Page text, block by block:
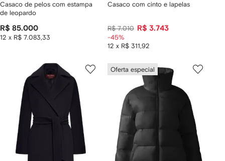
Casaco de pelos com estampa
de leopardo
R$ 85.000
12 x R$ 7.083,33
Casaco com cinto e lapelas
R$ 7.010 R$ 3.743
12 x R$ 311,92
-45%
Oferta especial